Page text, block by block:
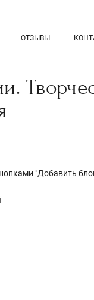
ОТЗЫВЫ
"Добавить